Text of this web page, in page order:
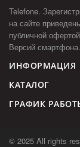
Telefone.
на сайте
публичной
Версий смартфона.
ИНФОРМАЦИЯ
КАТАЛОГ
ГРАФИК
© 2025 All rights